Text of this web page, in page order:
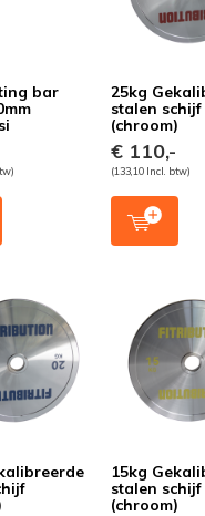
bar
25kg
stalen schijf
(chroom)
€ 110,-
(133,10 Incl. btw)
15kg
stalen schijf
(chroom)